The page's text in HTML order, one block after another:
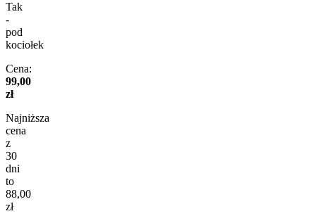
Tak
-
pod
kociołek
Cena:
99,00
zł
Najniższa
cena
z
30
dni
to
88,00
zł